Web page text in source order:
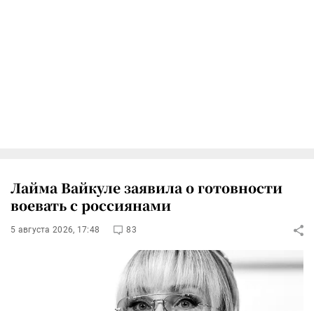
Лайма Вайкуле заявила о готовности
воевать с россиянами
5 августа 2026, 17:48 83